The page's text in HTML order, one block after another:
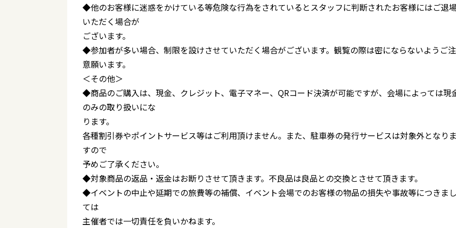
◆他のお客様に迷惑をかけている等危険な行為をされているとスタッフに判断されたお客様にはご退場
いただく場合が
ございます。
◆参加者が多い場合、制限を設けさせていただく場合がございます。観覧の際は密にならないようご注
意願います。
＜その他＞
◆商品のご購入は、現金、クレジット、電子マネー、QRコード決済が可能ですが、会場によっては現
のみの取り扱いにな
ります。
各種割引券やポイントサービス等はご利用頂けません。また、駐車券の発行サービスは対象外となりま
すので
予めご了承ください。
◆対象商品の返品・返金はお断りさせて頂きます。不良品は良品との交換とさせて頂きます。
◆イベントの中止や延期での旅費等の補償、イベント会場でのお客様の物品の損失や事故等につきまし
ては
主催者では一切責任を負いかねます。